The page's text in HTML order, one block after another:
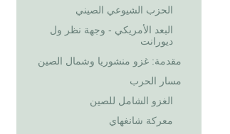
الحزب الشيوعي الصيني
البعد الأمريكي - وجهة نظر ول
ديورانت
مقدمة: غزو منشوريا وشمال الصين
مسار الحرب
الغزو الشامل للصين
معركة شانغهاي